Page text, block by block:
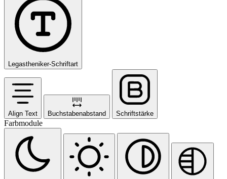
Legastheniker-Schriftart
Align Text Buchstabenabstand Schriftstärke
Farbmodule